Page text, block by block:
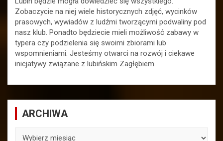
Zobaczycie na niej wiele historycznych zdjęć, wycinków
prasowych, wywiadów z ludźmi tworzącymi podwaliny pod
nasz klub. Ponadto będziecie mieli możliwość zabawy w
typera czy podzielenia się swoimi zbiorami lub
wspomnieniami. Jesteśmy otwarci na rozwój i ciekawe
inicjatywy związane z lubińskim Zagłębiem.
ARCHIWA